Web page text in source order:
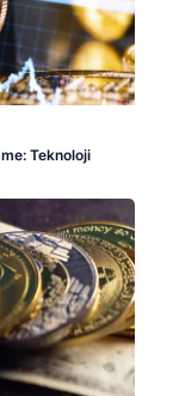
Teknoloji